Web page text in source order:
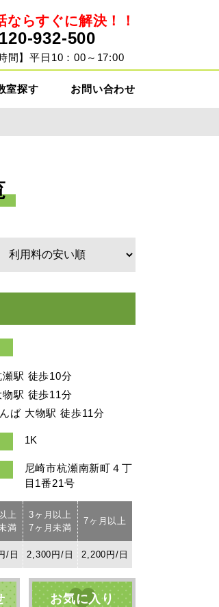
ならすぐに解決！！
932-500
間】平日10：00～17:00
室探す お問い合わせ
瀬駅 徒歩10分
物駅 徒歩11分
ば 大物駅 徒歩11分
1K
尼崎市杭瀬南新町４丁
目1番21号
上
満
3ヶ月以上
7ヶ月未満
7ヶ月以上
/日 2,300円/日 2,200円/日
お気に入り